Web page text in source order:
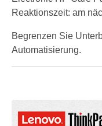
Reaktionszeit: am
Begrenzen Sie
Automatisierung.